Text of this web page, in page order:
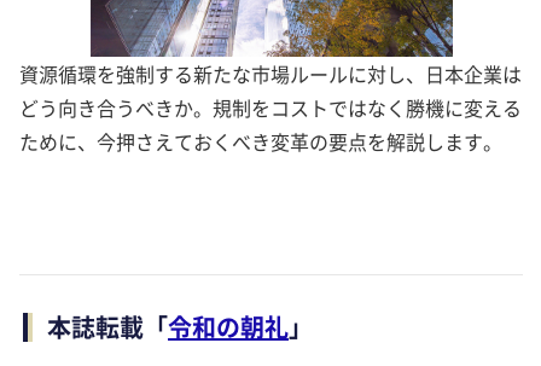
資源循環を強制する新たな市場ルールに対し、日本企業は
どう向き合うべきか。規制をコストではなく勝機に変える
ために、今押さえておくべき変革の要点を解説します。
本誌転載「令和の朝礼」